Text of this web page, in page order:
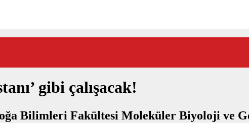
gibi çalışacak!
Bilimleri Fakültesi Moleküler Biyoloji ve